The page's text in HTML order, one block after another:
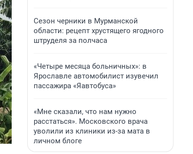
Сезон черники в Мурманской
области: рецепт хрустящего ягодного
штруделя за полчаса
«Четыре месяца больничных»: в
Ярославле автомобилист изувечил
пассажира «Яавтобуса»
«Мне сказали, что нам нужно
расстаться». Московского врача
уволили из клиники из-за мата в
личном блоге